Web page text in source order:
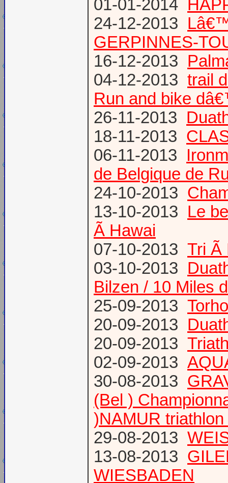
01-01-2014
24-12-2013
GERPINNES-
16-12-2013
04-12-2013 trail
Run and bike
26-11-2013
18-11-2013
06-11-2013
de Belgique de
24-10-2013
13-10-2013 Le
Ã Hawai
07-10-2013 Tri Ã
03-10-2013
Bilzen / 10 Miles
25-09-2013
20-09-2013
20-09-2013
02-09-2013
30-08-2013
(Bel )
)NAMUR
29-08-2013
13-08-2013
WIESBADEN